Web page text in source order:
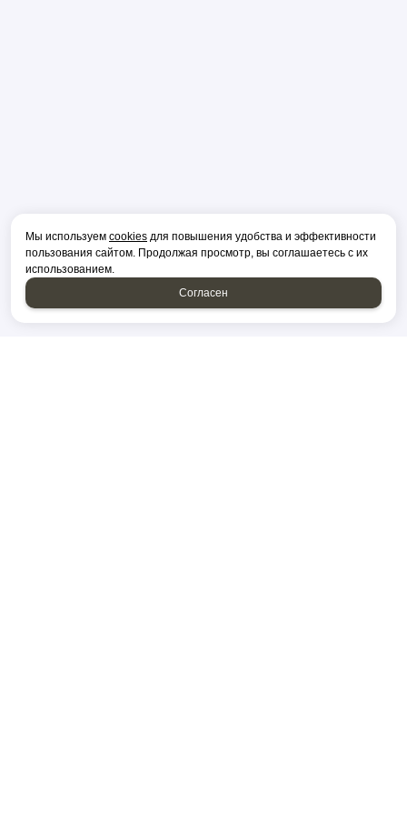
Мы используем cookies для повышения удобства и эффективности
пользования сайтом. Продолжая просмотр, вы соглашаетесь с их
использованием.
Согласен